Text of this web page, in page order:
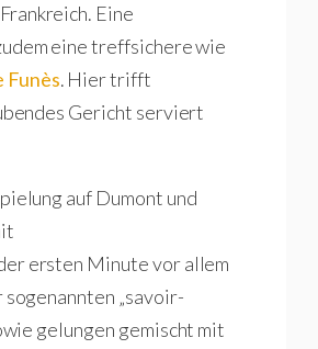
Eine
eine treffsichere wie
Funès. Hier trifft
Gericht serviert
auf Dumont und
ersten Minute vor allem
„savoir-
gelungen gemischt mit